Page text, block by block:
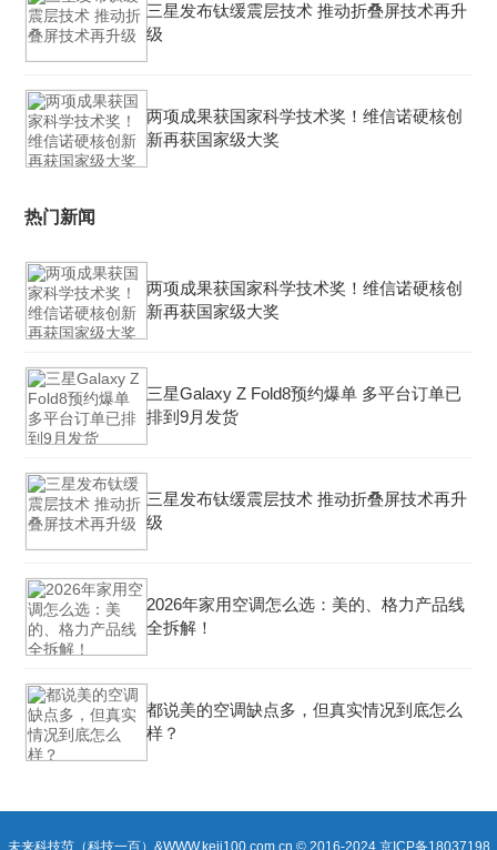
三星发布钛缓震层技术 推动折叠屏技术再升
级
两项成果获国家科学技术奖！维信诺硬核创
新再获国家级大奖
热门新闻
两项成果获国家科学技术奖！维信诺硬核创
新再获国家级大奖
三星Galaxy Z Fold8预约爆单 多平台订单已
排到9月发货
三星发布钛缓震层技术 推动折叠屏技术再升
级
2026年家用空调怎么选：美的、格力产品线
全拆解！
都说美的空调缺点多，但真实情况到底怎么
样？
未来科技范（科技一百）&WWW.keji100.com.cn © 2016-2024 京ICP备18037198